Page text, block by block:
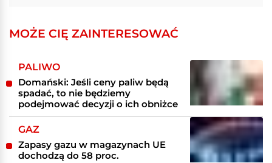
MOŻE CIĘ ZAINTERESOWAĆ
PALIWO
Domański: Jeśli ceny paliw będą
spadać, to nie będziemy
podejmować decyzji o ich obniżce
GAZ
Zapasy gazu w magazynach UE
dochodzą do 58 proc.